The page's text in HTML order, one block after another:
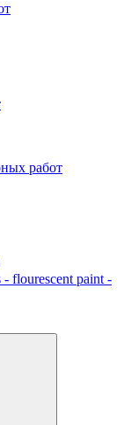
работ
flourescent paint -